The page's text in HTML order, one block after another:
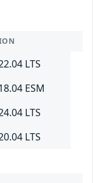
LTS
ESM
LTS
LTS